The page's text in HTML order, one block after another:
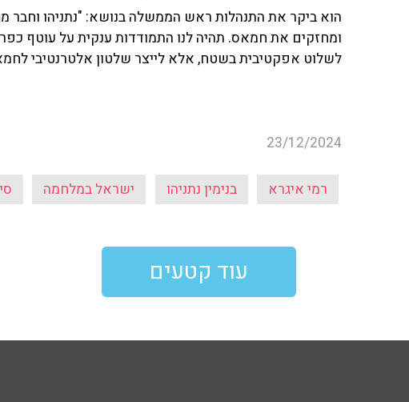
הוא ביקר את התנהלות ראש הממשלה בנושא: "נתניהו וחבר
ומחזקים את חמאס. תהיה לנו התמודדות ענקית על עוטף
לשלוט אפקטיבית בשטח, אלא לייצר שלטון אלטרנטיבי
23/12/2024
רמי איגרא בנימין נתניהו ישראל במלחמה
עוד קטעים